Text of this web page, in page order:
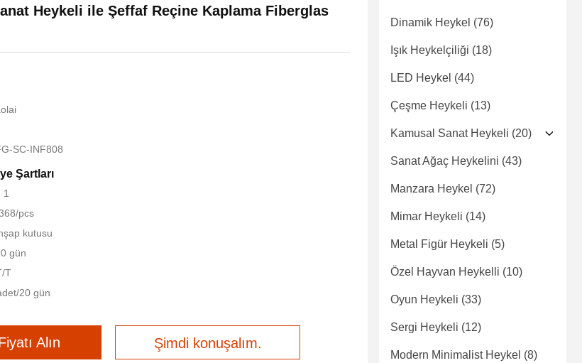
Heykeli ile Şeffaf Reçine Kaplama Fiberglas
SC-INF808
Şartları
1
pcs
kutusu
gün
T
20 gün
Alın Şimdi konuşalım.
Dinamik Heykel (76)
Işık Heykelçiliği (18)
LED Heykel (44)
Çeşme Heykeli (13)
Kamusal Sanat Heykeli (20)
Sanat Ağaç Heykelini (43)
Manzara Heykel (72)
Mimar Heykeli (14)
Metal Figür Heykeli (5)
Özel Hayvan Heykelli (10)
Oyun Heykeli (33)
Sergi Heykeli (12)
Modern Minimalist Heykel (8)